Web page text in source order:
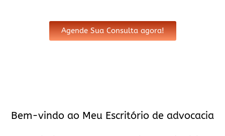
Agende Sua Consulta agora!
Bem-vindo ao Meu Escritório de advocacia